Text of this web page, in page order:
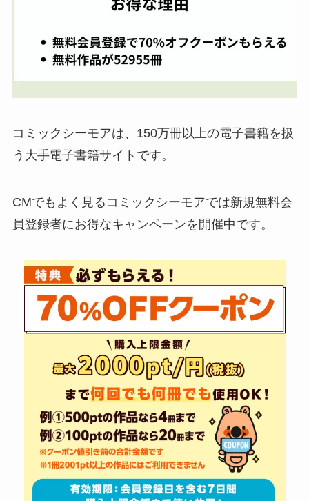
コミックシーモアは、150万冊以上の電子書籍を扱
う大手電子書籍サイトです。
CMでもよく見るコミックシーモアでは新規無料会
員登録者にお得なキャンペーンを開催中です。